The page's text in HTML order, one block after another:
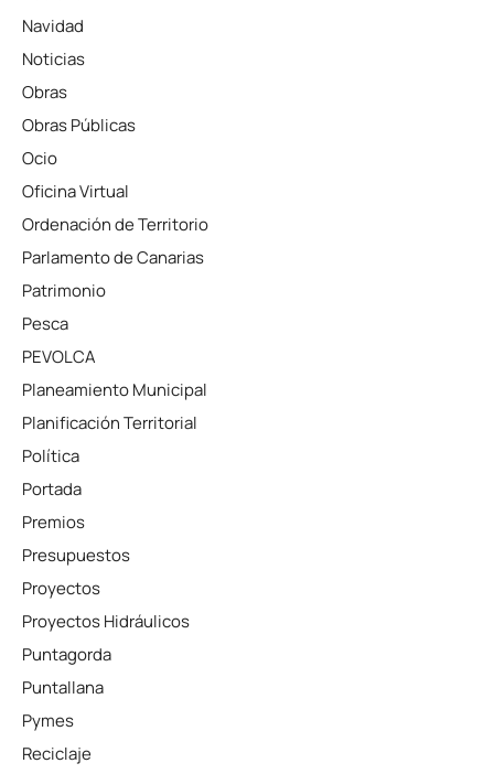
Navidad
Noticias
Obras
Obras Públicas
Ocio
Oficina Virtual
Ordenación de Territorio
Parlamento de Canarias
Patrimonio
Pesca
PEVOLCA
Planeamiento Municipal
Planificación Territorial
Política
Portada
Premios
Presupuestos
Proyectos
Proyectos Hidráulicos
Puntagorda
Puntallana
Pymes
Reciclaje